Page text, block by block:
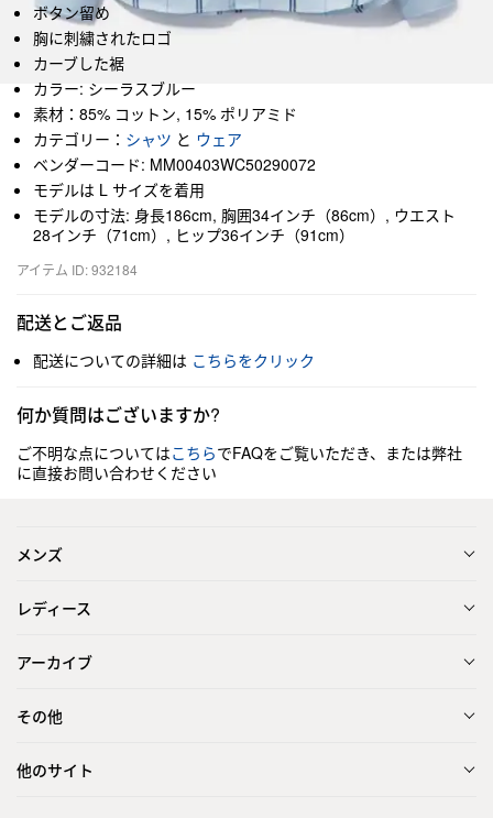
ボタン留め
胸に刺繍されたロゴ
カーブした裾
カラー: シーラスブルー
素材：85% コットン, 15% ポリアミド
カテゴリー： シャツ と ウェア
ベンダーコード: MM00403WC50290072
モデルは L サイズを着用
モデルの寸法: 身長186cm, 胸囲34インチ（86cm）, ウエスト
28インチ（71cm）, ヒップ36インチ（91cm）
アイテム ID: 932184
配送とご返品
配送についての詳細は こちらをクリック
何か質問はございますか?
ご不明な点についてはこちらでFAQをご覧いただき、または弊社
に直接お問い合わせください
メンズ
レディース
アーカイブ
その他
他のサイト